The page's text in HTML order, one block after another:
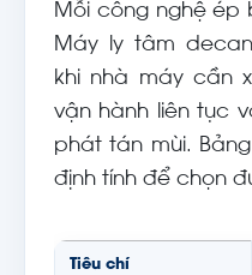
Mỗi công nghệ ép
Máy ly tâm
khi nhà máy cần
vận hành liên tục
phát tán mùi.
định tính để chọn
Tiêu chí